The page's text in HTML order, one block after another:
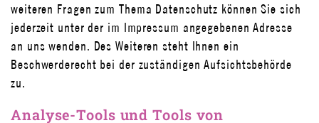
weiteren Fragen zum Thema Datenschutz können Sie sich
jederzeit unter der im Impressum angegebenen Adresse
an uns wenden. Des Weiteren steht Ihnen ein
Beschwerderecht bei der zuständigen Aufsichtsbehörde
zu.
Analyse-Tools und Tools von